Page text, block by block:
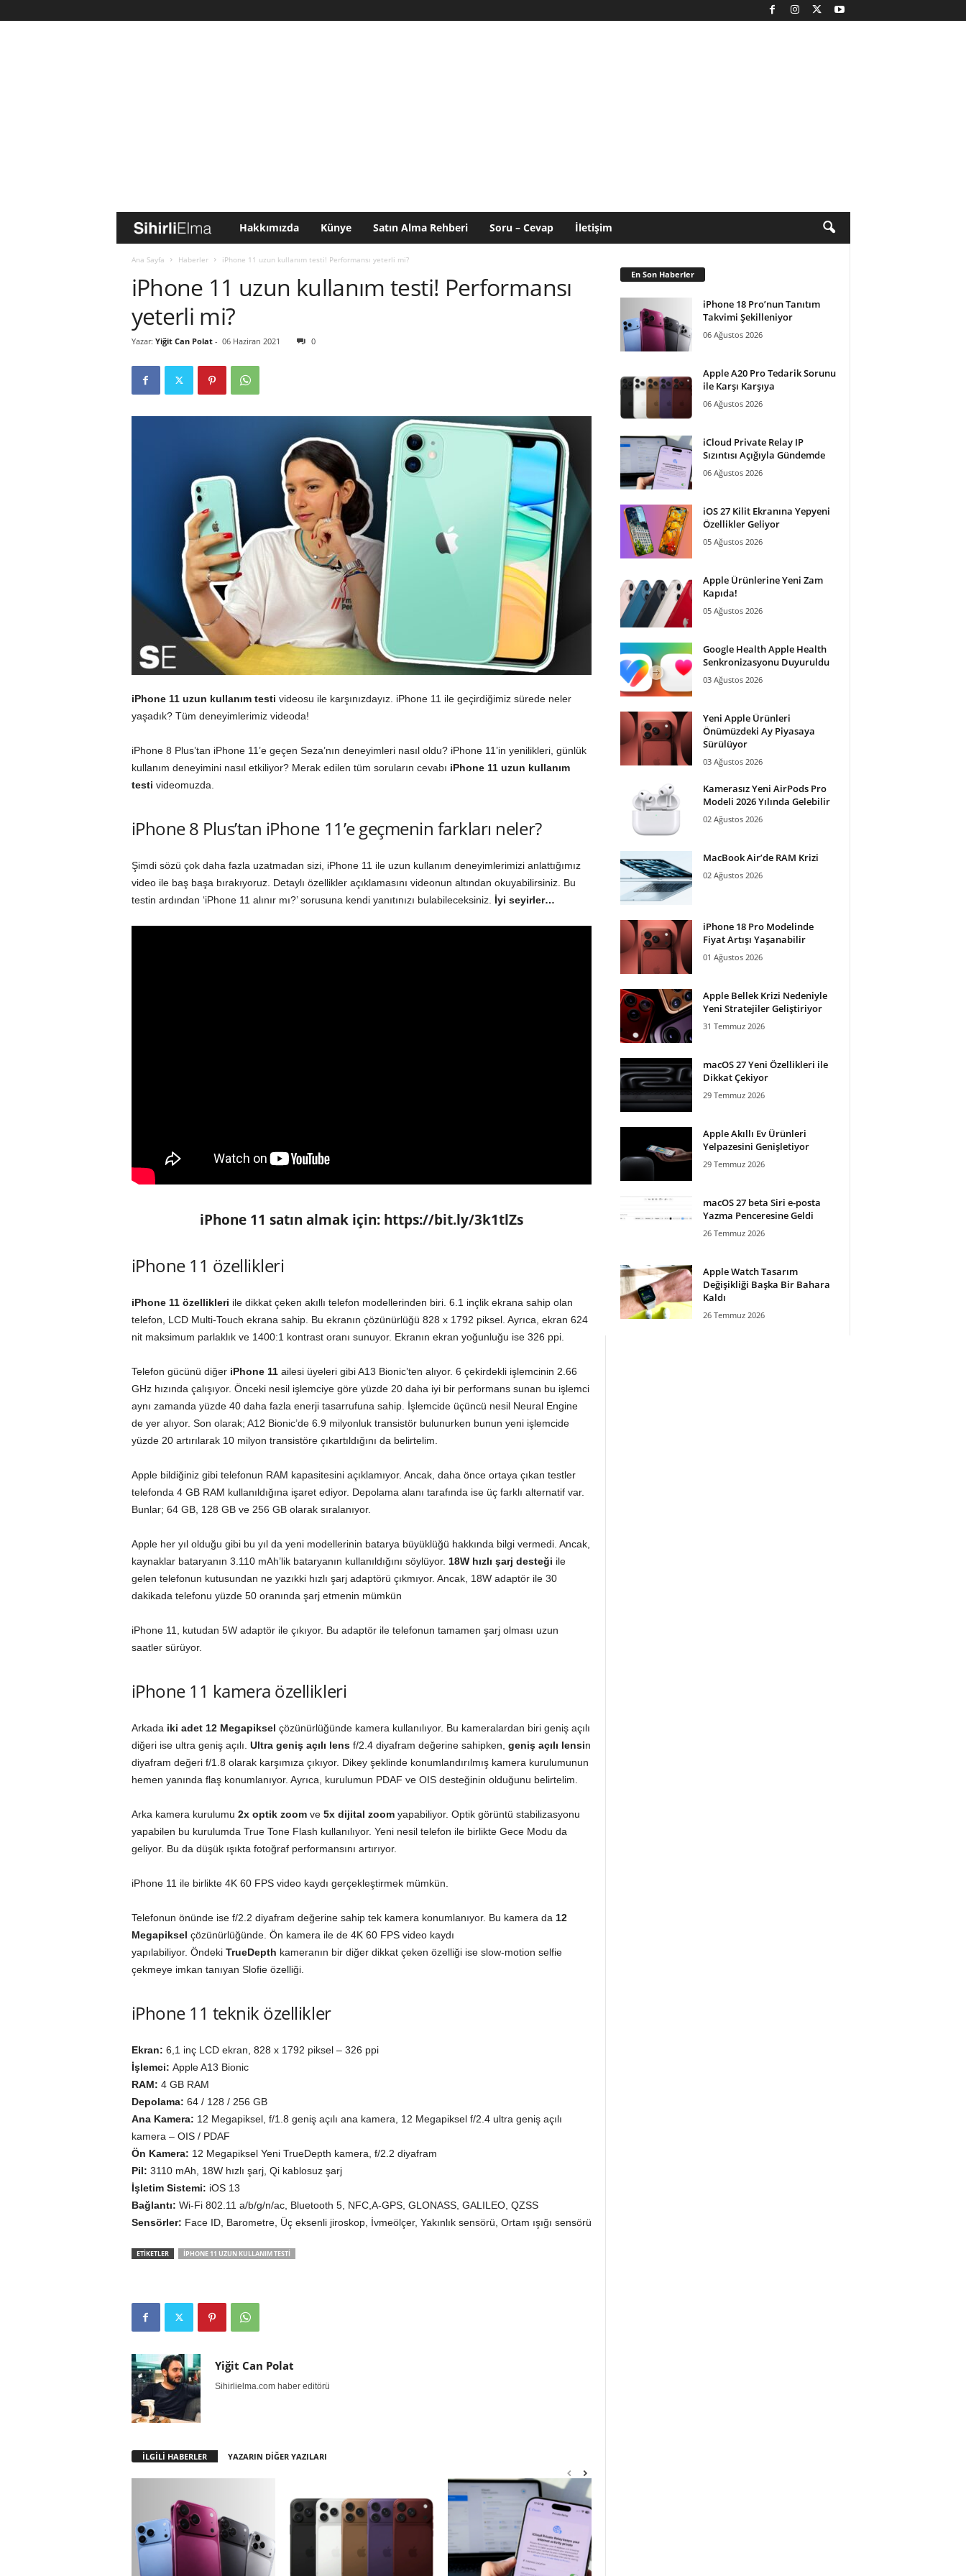
i
i
i
l
m
a
Hakkımızda Künye Satın Alma Rehberi Soru – Cevap İletişim
Ana Sayfa Haberler iPhone 11 uzun kullanım testi! Performansı yeterli mi?
iPhone 11 uzun kullanım testi! Performansı
yeterli mi?
Yazar: Yiğit Can Polat- 06 Haziran 2021 0
iPhone 11 uzun kullanım testi videosu ile karşınızdayız. iPhone 11 ile geçirdiğimiz sürede neler
yaşadık? Tüm deneyimlerimiz videoda!
iPhone 8 Plus’tan iPhone 11’e geçen Seza’nın deneyimleri nasıl oldu? iPhone 11’in yenilikleri, günlük
kullanım deneyimini nasıl etkiliyor? Merak edilen tüm soruların cevabı iPhone 11 uzun kullanım
testi videomuzda.
iPhone 8 Plus’tan iPhone 11’e geçmenin farkları neler?
Şimdi sözü çok daha fazla uzatmadan sizi, iPhone 11 ile uzun kullanım deneyimlerimizi anlattığımız
video ile baş başa bırakıyoruz. Detaylı özellikler açıklamasını videonun altından okuyabilirsiniz. Bu
testin ardından ‘iPhone 11 alınır mı?’ sorusuna kendi yanıtınızı bulabileceksiniz. İyi seyirler…
iPhone 11 satın almak için: https://bit.ly/3k1tlZs
iPhone 11 özellikleri
iPhone 11 özellikleri ile dikkat çeken akıllı telefon modellerinden biri. 6.1 inçlik ekrana sahip olan
telefon, LCD Multi-Touch ekrana sahip. Bu ekranın çözünürlüğü 828 x 1792 piksel. Ayrıca, ekran 624
nit maksimum parlaklık ve 1400:1 kontrast oranı sunuyor. Ekranın ekran yoğunluğu ise 326 ppi.
Telefon gücünü diğer iPhone 11ailesi üyeleri gibi A13 Bionic’ten alıyor. 6 çekirdekli işlemcinin 2.66
GHz hızında çalışıyor. Önceki nesil işlemciye göre yüzde 20 daha iyi bir performans sunan bu işlemci
aynı zamanda yüzde 40 daha fazla enerji tasarrufuna sahip. İşlemcide üçüncü nesil Neural Engine
de yer alıyor. Son olarak; A12 Bionic’de 6.9 milyonluk transistör bulunurken bunun yeni işlemcide
yüzde 20 artırılarak 10 milyon transistöre çıkartıldığını da belirtelim.
Apple bildiğiniz gibi telefonun RAM kapasitesini açıklamıyor. Ancak, daha önce ortaya çıkan testler
telefonda 4 GB RAM kullanıldığına işaret ediyor. Depolama alanı tarafında ise üç farklı alternatif var.
Bunlar; 64 GB, 128 GB ve 256 GB olarak sıralanıyor.
Apple her yıl olduğu gibi bu yıl da yeni modellerinin batarya büyüklüğü hakkında bilgi vermedi. Ancak,
kaynaklar bataryanın 3.110 mAh’lik bataryanın kullanıldığını söylüyor. 18W hızlı şarj desteği ile
gelen telefonun kutusundan ne yazıkki hızlı şarj adaptörü çıkmıyor. Ancak, 18W adaptör ile 30
dakikada telefonu yüzde 50 oranında şarj etmenin mümkün
iPhone 11, kutudan 5W adaptör ile çıkıyor. Bu adaptör ile telefonun tamamen şarj olması uzun
saatler sürüyor.
iPhone 11 kamera özellikleri
Arkada iki adet 12 Megapiksel çözünürlüğünde kamera kullanılıyor. Bu kameralardan biri geniş açılı
diğeri ise ultra geniş açılı. Ultra geniş açılı lensf/2.4 diyafram değerine sahipken, geniş açılı lensin
diyafram değeri f/1.8 olarak karşımıza çıkıyor. Dikey şeklinde konumlandırılmış kamera kurulumunun
hemen yanında flaş konumlanıyor. Ayrıca, kurulumun PDAF ve OIS desteğinin olduğunu belirtelim.
Arka kamera kurulumu 2x optik zoomve5x dijital zoomyapabiliyor. Optik görüntü stabilizasyonu
yapabilen bu kurulumda True Tone Flash kullanılıyor. Yeni nesil telefon ile birlikte Gece Modu da
geliyor. Bu da düşük ışıkta fotoğraf performansını artırıyor.
iPhone 11 ile birlikte 4K 60 FPS video kaydı gerçekleştirmek mümkün.
Telefonun önünde ise f/2.2 diyafram değerine sahip tek kamera konumlanıyor. Bu kamera da 12
Megapiksel çözünürlüğünde. Ön kamera ile de 4K 60 FPS video kaydı
yapılabiliyor. Öndeki TrueDepth kameranın bir diğer dikkat çeken özelliği ise slow-motion selfie
çekmeye imkan tanıyan Slofie özelliği.
iPhone 11 teknik özellikler
Ekran: 6,1 inç LCD ekran, 828 x 1792 piksel – 326 ppi
İşlemci: Apple A13 Bionic
RAM: 4 GB RAM
Depolama: 64 / 128 / 256 GB
Ana Kamera: 12 Megapiksel, f/1.8 geniş açılı ana kamera, 12 Megapiksel f/2.4 ultra geniş açılı
kamera – OIS / PDAF
Ön Kamera: 12 Megapiksel Yeni TrueDepth kamera, f/2.2 diyafram
Pil: 3110 mAh, 18W hızlı şarj, Qi kablosuz şarj
İşletim Sistemi: iOS 13
Bağlantı: Wi-Fi 802.11 a/b/g/n/ac, Bluetooth 5, NFC,A-GPS, GLONASS, GALILEO, QZSS
Sensörler: Face ID, Barometre, Üç eksenli jiroskop, İvmeölçer, Yakınlık sensörü, Ortam ışığı sensörü
ETİKETLER IPHONE 11 UZUN KULLANIM TESTI
Yiğit Can Polat
Sihirlielma.com haber editörü
İLGİLİ HABERLER YAZARIN DİĞER YAZILARI
En Son Haberler
iPhone 18 Pro’nun Tanıtım
Takvimi Şekilleniyor
06 Ağustos 2026
Apple A20 Pro Tedarik Sorunu
ile Karşı Karşıya
06 Ağustos 2026
iCloud Private Relay IP
Sızıntısı Açığıyla Gündemde
06 Ağustos 2026
iOS 27 Kilit Ekranına Yepyeni
Özellikler Geliyor
05 Ağustos 2026
Apple Ürünlerine Yeni Zam
Kapıda!
05 Ağustos 2026
Google Health Apple Health
Senkronizasyonu Duyuruldu
03 Ağustos 2026
Yeni Apple Ürünleri
Önümüzdeki Ay Piyasaya
Sürülüyor
03 Ağustos 2026
Kamerasız Yeni AirPods Pro
Modeli 2026 Yılında Gelebilir
02 Ağustos 2026
MacBook Air’de RAM Krizi
02 Ağustos 2026
iPhone 18 Pro Modelinde
Fiyat Artışı Yaşanabilir
01 Ağustos 2026
Apple Bellek Krizi Nedeniyle
Yeni Stratejiler Geliştiriyor
31 Temmuz 2026
macOS 27 Yeni Özellikleri ile
Dikkat Çekiyor
29 Temmuz 2026
Apple Akıllı Ev Ürünleri
Yelpazesini Genişletiyor
29 Temmuz 2026
macOS 27 beta Siri e-posta
Yazma Penceresine Geldi
26 Temmuz 2026
Apple Watch Tasarım
Değişikliği Başka Bir Bahara
Kaldı
26 Temmuz 2026